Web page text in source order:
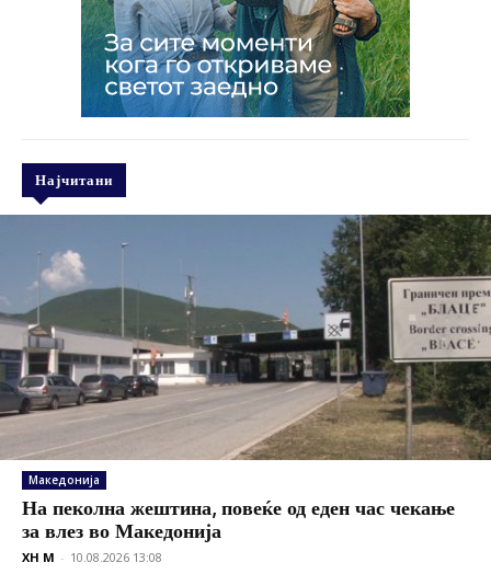
Најчитани
Македонија
На пеколна жештина, повеќе од еден час чекање
за влез во Македонија
XH M - 10.08.2026 13:08